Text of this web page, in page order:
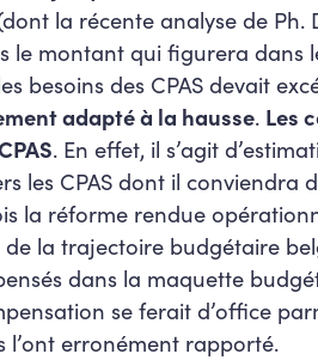
la récente analyse de
montant qui figurera dans
besoins des CPAS devait
adapté à la hausse. Les
. En effet, il s’agit
les CPAS dont il conviendra
la réforme rendue
la trajectoire budgétaire
dans la maquette
se ferait d’office
l’ont erronément rapporté.